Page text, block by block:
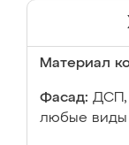
Материал
Фасад: ДСП,
любые виды